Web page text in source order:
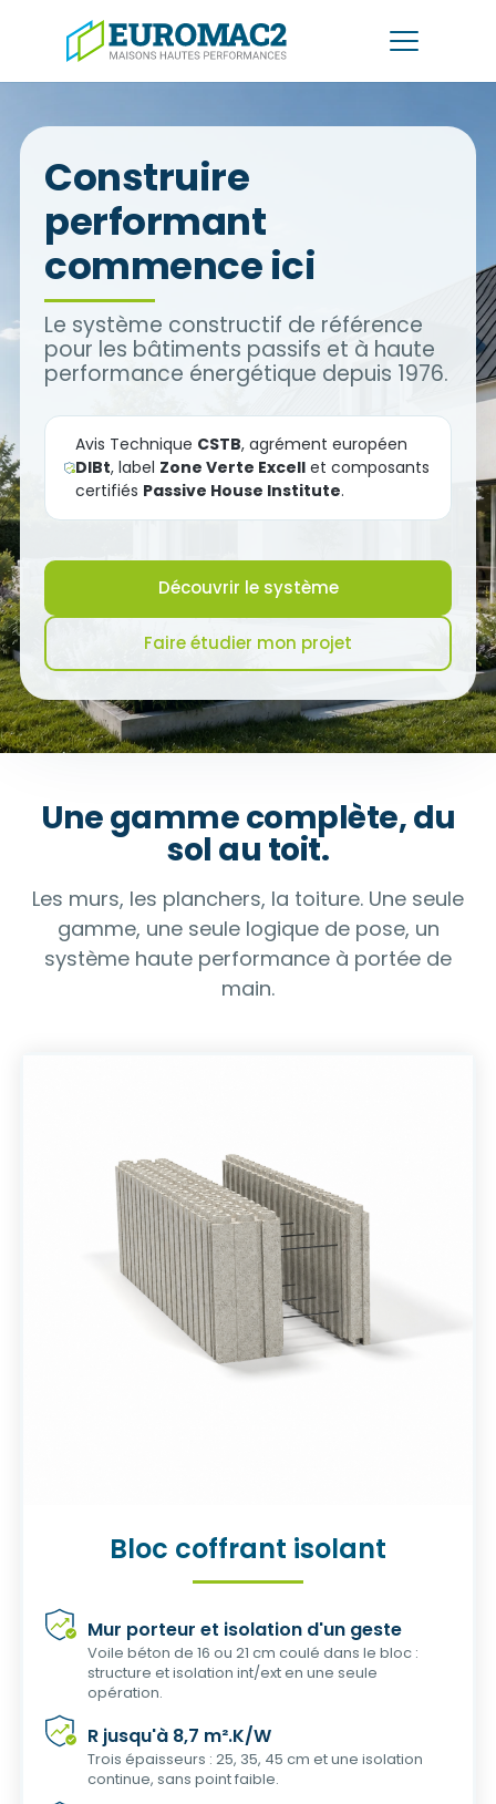
Le système →
Murs
Bloc coffrant isolant
Dalles
Toiture
Panneau autoportant isolant
Accompagnement
Faire construire ma maison
Avec l'entreprise de votre choix
Autoconstruire
Formation, guides et assistance
DTA, FDES, plans de pose
Réalisations
Ressources
Qui sommes-nous ?
Nous contacter
Construire
performant
commence ici
Le système constructif de référence
pour les bâtiments passifs et à haute
performance énergétique depuis 1976.
Avis Technique CSTB, agrément européen
DIBt, label Zone Verte Excellet composants
certifiés Passive House Institute.
Découvrir le système
Faire étudier mon projet
Une gamme complète, du
sol au toit.
Les murs, les planchers, la toiture. Une seule
gamme, une seule logique de pose, un
système haute performance à portée de
main.
Bloc coffrant isolant
Mur porteur et isolation d'un geste
Voile béton de 16 ou 21 cm coulé dans le bloc :
structure et isolation int/ext en une seule
opération.
R jusqu'à 8,7 m².K/W
Trois épaisseurs : 25, 35, 45 cm et une isolation
continue, sans point faible.